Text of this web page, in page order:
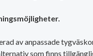
av anpassade
som finns